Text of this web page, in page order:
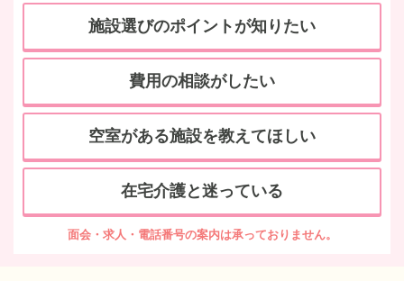
施設選びのポイントが知りたい
費用の相談がしたい
空室がある施設を教えてほしい
在宅介護と迷っている
面会・求人・電話番号の案内は承っておりません。